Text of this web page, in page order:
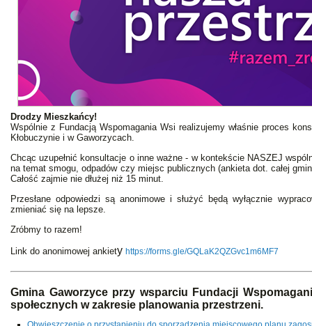
Drodzy Mieszkańcy!
Wspólnie z Fundacją Wspomagania Wsi realizujemy właśnie proces
Kłobuczynie i w Gaworzycach.
Chcąc uzupełnić konsultacje o inne ważne - w kontekście NASZEJ
na temat smogu, odpadów czy miejsc publicznych (ankieta dot. całej
Całość zajmie nie dłużej niż 15 minut.
Przesłane odpowiedzi są anonimowe i służyć będą wyłącznie
zmieniać się na lepsze.
Zróbmy to razem!
Link do anonimowej ankiety https://forms.gle/GQLaK2QZGvc1m6MF7
Gmina Gaworzyce przy wsparciu Fundacji
społecznych w zakresie planowania przestrzeni.